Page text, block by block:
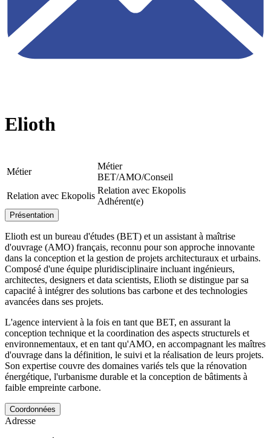
Elioth
Métier
Métier
BET/AMO/Conseil
Relation avec Ekopolis
Relation avec Ekopolis
Adhérent(e)
Présentation
Elioth est un bureau d'études (BET) et un assistant à maîtrise
d'ouvrage (AMO) français, reconnu pour son approche innovante
dans la conception et la gestion de projets architecturaux et urbains.
Composé d'une équipe pluridisciplinaire incluant ingénieurs,
architectes, designers et data scientists, Elioth se distingue par sa
capacité à intégrer des solutions bas carbone et des technologies
avancées dans ses projets.
L'agence intervient à la fois en tant que BET, en assurant la
conception technique et la coordination des aspects structurels et
environnementaux, et en tant qu'AMO, en accompagnant les maîtres
d'ouvrage dans la définition, le suivi et la réalisation de leurs projets.
Son expertise couvre des domaines variés tels que la rénovation
énergétique, l'urbanisme durable et la conception de bâtiments à
faible empreinte carbone.
Coordonnées
Adresse